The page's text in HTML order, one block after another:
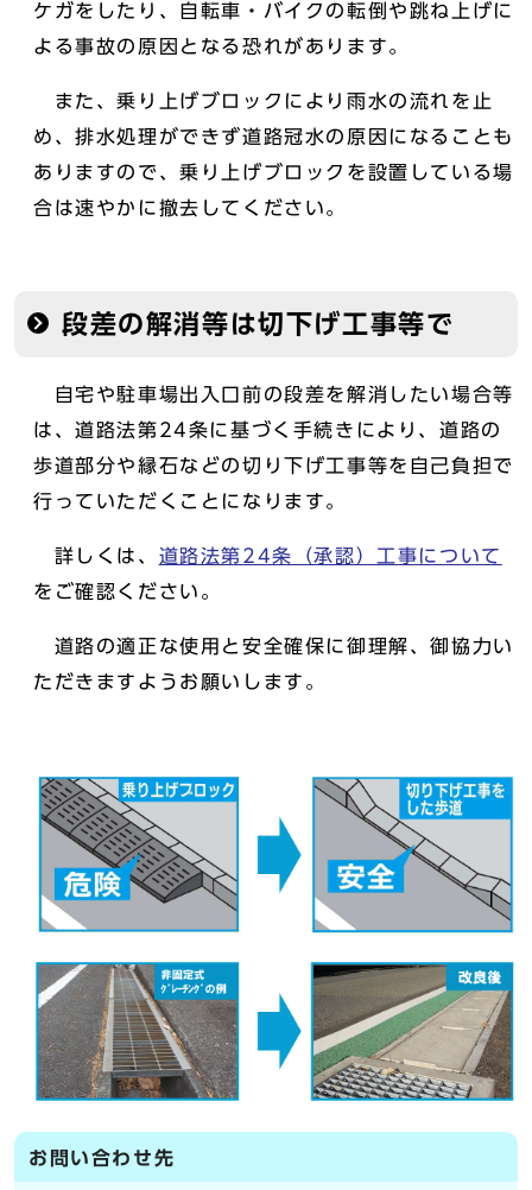
ケガをしたり、自転車・バイクの転倒や跳ね上げに
よる事故の原因となる恐れがあります。
また、乗り上げブロックにより雨水の流れを止
め、排水処理ができず道路冠水の原因になることも
ありますので、乗り上げブロックを設置している場
合は速やかに撤去してください。
段差の解消等は切下げ工事等で
自宅や駐車場出入口前の段差を解消したい場合等
は、道路法第24条に基づく手続きにより、道路の
歩道部分や縁石などの切り下げ工事等を自己負担で
行っていただくことになります。
詳しくは、 道路法第24条（承認）工事について
をご確認ください。
道路の適正な使用と安全確保に御理解、御協力い
ただきますようお願いします。
お問い合わせ先